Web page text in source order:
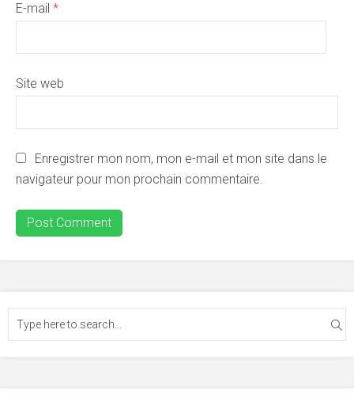
E-mail *
Site web
Enregistrer mon nom, mon e-mail et mon site dans le
navigateur pour mon prochain commentaire.